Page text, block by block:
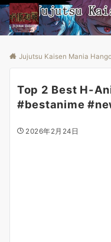
Jujutsu Kaisen Mania
Top 2 Best H-
#bestanime
2026年2月24日